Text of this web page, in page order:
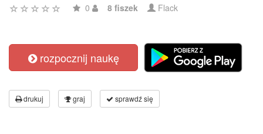
0 8 fiszek Flack
rozpocznij naukę
drukuj graj sprawdź się